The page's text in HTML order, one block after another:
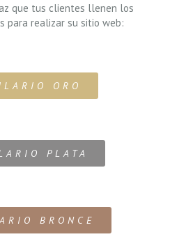
que tus clientes llenen los
para realizar su sitio web:
ORO
PLATA
BRONCE